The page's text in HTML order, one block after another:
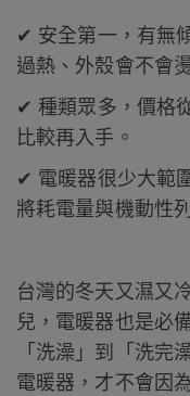
✔ 安全第一，有無
過熱、外殼會不會
✔ 種類眾多，價格
比較再入手。
✔ 電暖器很少大範
將耗電量與機動性
台灣的冬天又濕又
兒，電暖器也是必
「洗澡」到「洗完
電暖器，才不會因